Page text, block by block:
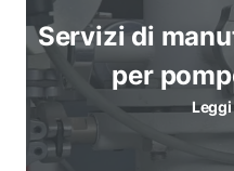
Servizi di
per